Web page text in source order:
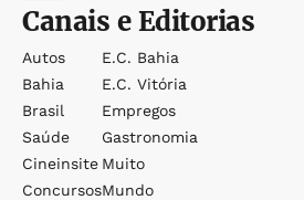
Canais e Editorias
Autos
Bahia
Brasil
Saúde
Cineinsite
Concursos
E.c. Bahia
E.c. Vitória
Empregos
Gastronomia
Muito
Mundo